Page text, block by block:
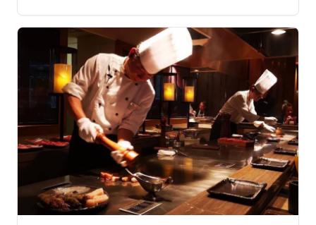
料理及正宗日本料理技術見稱，是香港Omakase愛好者
的必訪餐廳。